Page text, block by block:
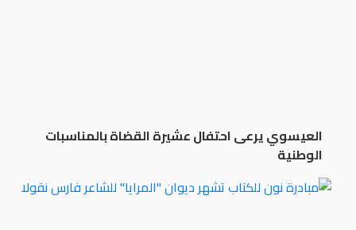
العيسوي يرعى احتفال عشيرة القضاة بالمناسبات
الوطنية